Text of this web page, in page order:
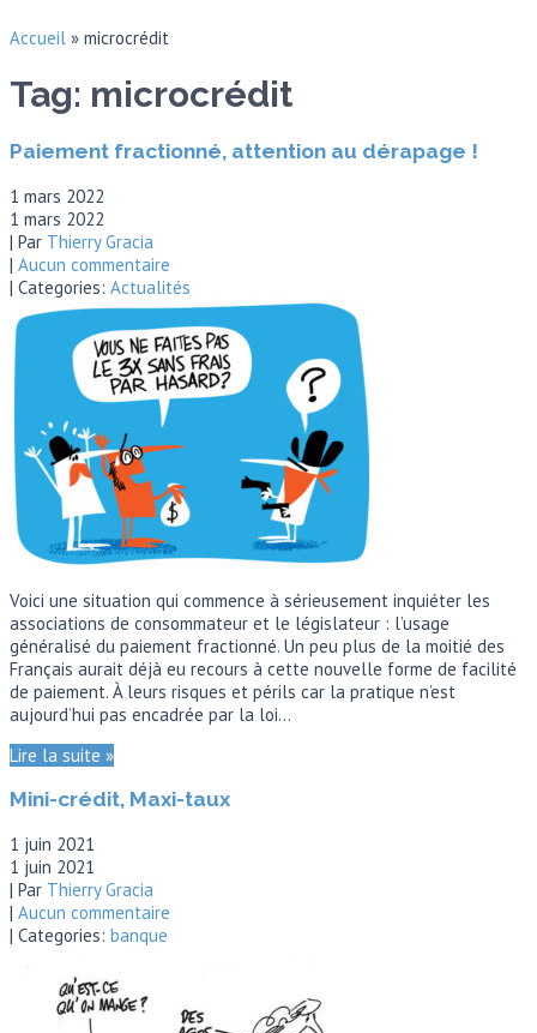
Accueil » microcrédit
Tag: microcrédit
Paiement fractionné, attention au dérapage !
1 mars 2022
1 mars 2022
| Par Thierry Gracia
| Aucun commentaire
| Categories: Actualités
Voici une situation qui commence à sérieusement inquiéter les
associations de consommateur et le législateur : l’usage
généralisé du paiement fractionné. Un peu plus de la moitié des
Français aurait déjà eu recours à cette nouvelle forme de facilité
de paiement. À leurs risques et périls car la pratique n’est
aujourd’hui pas encadrée par la loi…
Lire la suite »
Mini-crédit, Maxi-taux
1 juin 2021
1 juin 2021
| Par Thierry Gracia
| Aucun commentaire
| Categories: banque